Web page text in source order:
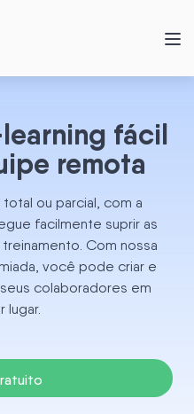
fácil
remota
ou parcial, com a
facilmente suprir as
Com nossa
você pode criar e
colaboradores em
lugar.